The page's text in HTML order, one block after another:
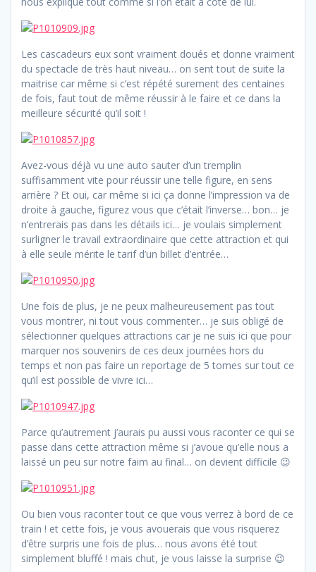
Les cascadeurs eux sont vraiment doués et donne vraiment
du spectacle de très haut niveau… on sent tout de suite la
maitrise car même si c’est répété surement des centaines
de fois, faut tout de même réussir à le faire et ce dans la
meilleure sécurité qu’il soit !
Avez-vous déjà vu une auto sauter d’un tremplin
suffisamment vite pour réussir une telle figure, en sens
arrière ? Et oui, car même si ici ça donne l’impression va de
droite à gauche, figurez vous que c’était l’inverse… bon… je
n’entrerais pas dans les détails ici… je voulais simplement
surligner le travail extraordinaire que cette attraction et qui
à elle seule mérite le tarif d’un billet d’entrée…
Une fois de plus, je ne peux malheureusement pas tout
vous montrer, ni tout vous commenter… je suis obligé de
sélectionner quelques attractions car je ne suis ici que pour
marquer nos souvenirs de ces deux journées hors du
temps et non pas faire un reportage de 5 tomes sur tout ce
qu’il est possible de vivre ici…
Parce qu’autrement j’aurais pu aussi vous raconter ce qui se
passe dans cette attraction même si j’avoue qu’elle nous a
laissé un peu sur notre faim au final… on devient difficile 😉
Ou bien vous raconter tout ce que vous verrez à bord de ce
train ! et cette fois, je vous avouerais que vous risquerez
d’être surpris une fois de plus… nous avons été tout
simplement bluffé ! mais chut, je vous laisse la surprise 😉